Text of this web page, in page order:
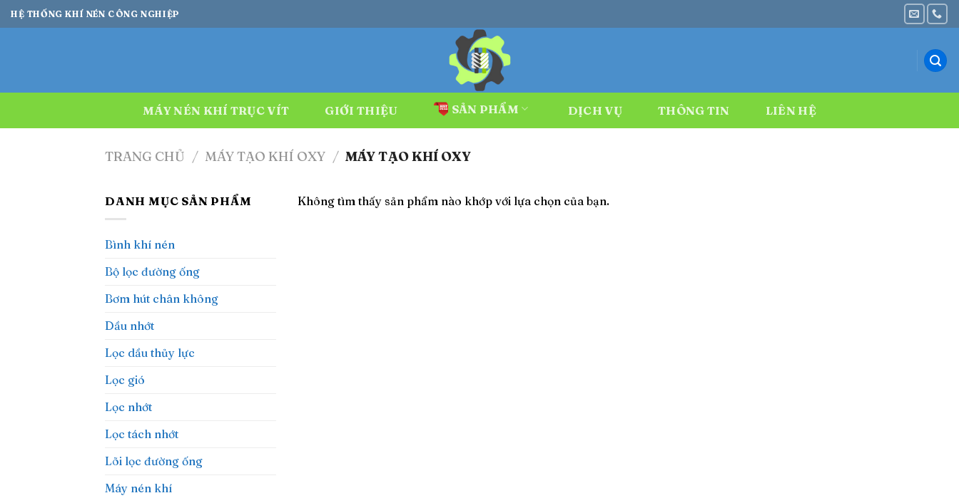
Bỏ
qua
HỆ THỐNG KHÍ NÉN CÔNG NGHIỆP
MÁY NÉN KHÍ TRỤC VÍT GIỚI THIỆU SẢN PHẨM DỊCH VỤ THÔNG TIN LIÊN HỆ
TRANG CHỦ / MÁY TẠO KHÍ OXY / MÁY TẠO KHÍ OXY
DANH MỤC SẢN PHẨM
Bình khí nén
Bộ lọc đường ống
Bơm hút chân không
Dầu nhớt
Lọc dầu thủy lực
Lọc gió
Lọc nhớt
Lọc tách nhớt
Lõi lọc đường ống
Máy nén khí
Không tìm thấy sản phẩm nào khớp với lựa chọn của bạn.